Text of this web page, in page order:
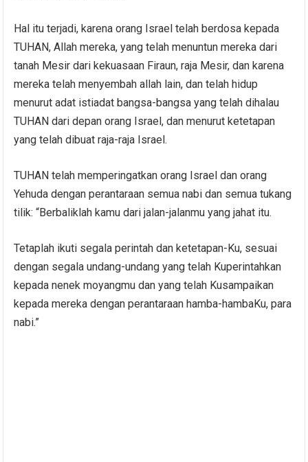
Hal itu terjadi, karena orang Israel telah berdosa kepada
TUHAN, Allah mereka, yang telah menuntun mereka dari
tanah Mesir dari kekuasaan Firaun, raja Mesir, dan karena
mereka telah menyembah allah lain, dan telah hidup
menurut adat istiadat bangsa-bangsa yang telah dihalau
TUHAN dari depan orang Israel, dan menurut ketetapan
yang telah dibuat raja-raja Israel.
TUHAN telah memperingatkan orang Israel dan orang
Yehuda dengan perantaraan semua nabi dan semua tukang
tilik: “Berbaliklah kamu dari jalan-jalanmu yang jahat itu.
Tetaplah ikuti segala perintah dan ketetapan-Ku, sesuai
dengan segala undang-undang yang telah Kuperintahkan
kepada nenek moyangmu dan yang telah Kusampaikan
kepada mereka dengan perantaraan hamba-hambaKu, para
nabi.”